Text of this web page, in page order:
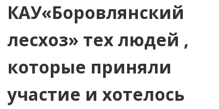
КАУ«Боровлянский
лесхоз» тех людей ,
которые приняли
участие и хотелось